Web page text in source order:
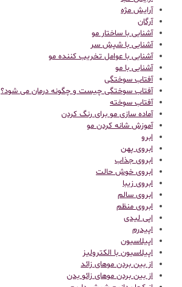
آرایش مژه
آرگان
آشنایی با ساختار مو
آشنایی با شپش سر
آشنایی با عوامل تخریب کننده مو
آشنایی با مو
آفتاب سوختگی
آفتاب سوختگی چیست و چگونه درمان می شود؟
آفتاب سوخته
آماده سازی مو برای رنگ کردن
آموزش شانه کردن مو
ابرو
ابروی پهن
ابروی جذاب
ابروی خوش حالت
ابروی زیبا
ابروی سالم
ابروی منظم
اپی لیدی
اپیدرم
اپیلاسیون
اپیلاسیون با الکترولیز
از بین بردن موهای زائد
از بین بردن موهای زائو بدن